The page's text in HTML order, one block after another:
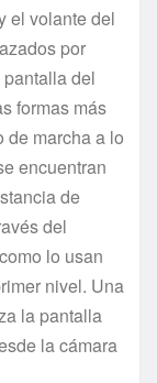
el volante del
por
del
formas más
de marcha a lo
encuentran
de
del
lo usan
nivel. Una
la pantalla
la cámara